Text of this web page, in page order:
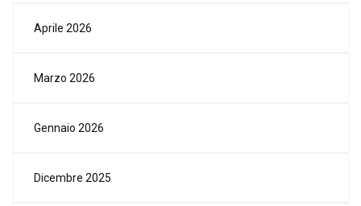
Aprile 2026
Marzo 2026
Gennaio 2026
Dicembre 2025